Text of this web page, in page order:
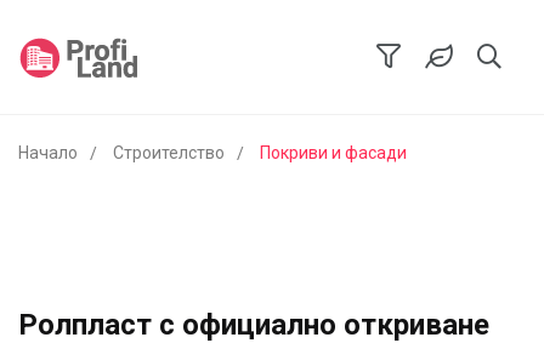
Начало Строителство Покриви и фасади
Ролпласт с официално откриване